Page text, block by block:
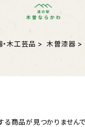
木工芸品 木曽漆器
る商品が見つかりませんで